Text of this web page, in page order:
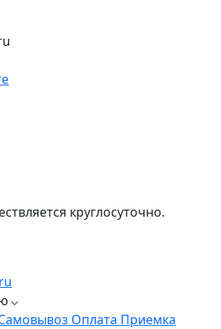
круглосуточно.
Оплата Приемка